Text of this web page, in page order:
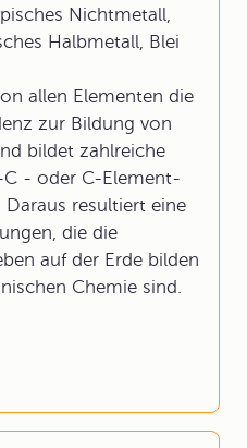
Nichtmetall,
Halbmetall, Blei
allen Elementen die
zur Bildung von
bildet zahlreiche
- oder C-Element-
resultiert eine
die die
auf der Erde bilden
Chemie sind.